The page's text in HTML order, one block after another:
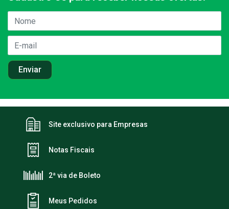
Site exclusivo para Empresas
Notas Fiscais
2ª via de Boleto
Meus Pedidos